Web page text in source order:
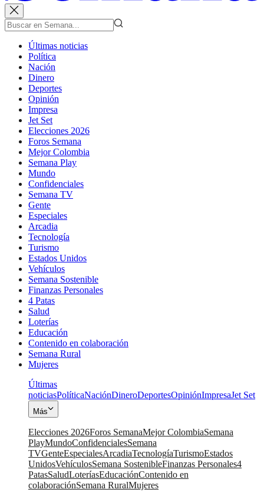
Últimas noticias
Política
Nación
Dinero
Deportes
Opinión
Impresa
Jet Set
Elecciones 2026
Foros Semana
Mejor Colombia
Semana Play
Mundo
Confidenciales
Semana TV
Gente
Especiales
Arcadia
Tecnología
Turismo
Estados Unidos
Vehículos
Semana Sostenible
Finanzas Personales
4 Patas
Salud
Loterías
Educación
Contenido en colaboración
Semana Rural
Mujeres
Últimas
noticiasPolíticaNaciónDineroDeportesOpiniónImpresaJet Set
Más
Elecciones 2026Foros SemanaMejor ColombiaSemana
PlayMundoConfidencialesSemana
TVGenteEspecialesArcadiaTecnologíaTurismoEstados
UnidosVehículosSemana SostenibleFinanzas Personales4
PatasSaludLoteríasEducaciónContenido en
colaboraciónSemana RuralMujeres